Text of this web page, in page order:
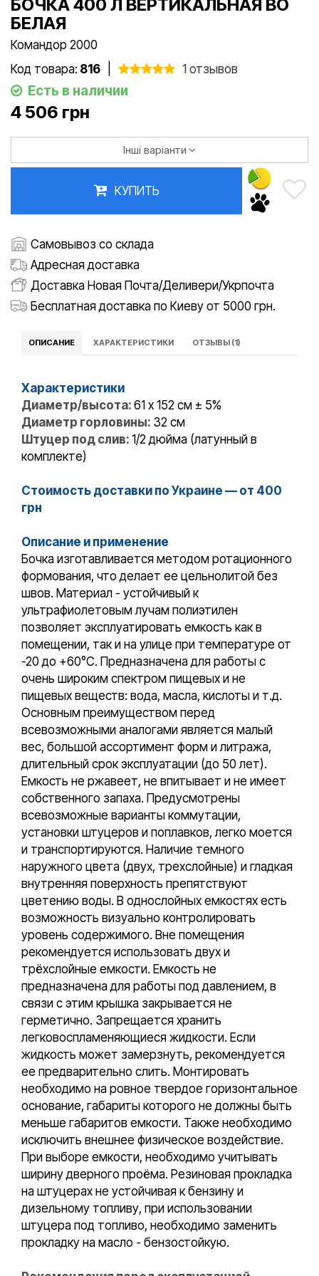
БОЧКА 400 Л ВЕРТИКАЛЬНАЯ ВО
БЕЛАЯ
Командор 2000
Код товара: 816 1 отзывов
Есть в наличии
4 506 грн
Інші варіанти
КУПИТЬ
Самовывоз со склада
Адресная доставка
Доставка Новая Почта/Деливери/Укрпочта
Бесплатная доставка по Киеву от 5000 грн.
ОПИСАНИЕ ХАРАКТЕРИСТИКИ ОТЗЫВЫ (1)
Характеристики
Диаметр/высота: 61 x 152 см ± 5%
Диаметр горловины: 32 см
Штуцер под слив: 1/2 дюйма (латунный в
комплекте)
Стоимость доставки по Украине — от 400
грн
Описание и применение
Бочка изготавливается методом ротационного
формования, что делает ее цельнолитой без
швов. Материал - устойчивый к
ультрафиолетовым лучам полиэтилен
позволяет эксплуатировать емкость как в
помещении, так и на улице при температуре от
-20 до +60°С. Предназначена для работы с
очень широким спектром пищевых и не
пищевых веществ: вода, масла, кислоты и т.д.
Основным преимуществом перед
всевозможными аналогами является малый
вес, большой ассортимент форм и литража,
длительный срок эксплуатации (до 50 лет).
Емкость не ржавеет, не впитывает и не имеет
собственного запаха. Предусмотрены
всевозможные варианты коммутации,
установки штуцеров и поплавков, легко моется
и транспортируются. Наличие темного
наружного цвета (двух, трехслойные) и гладкая
внутренняя поверхность препятствуют
цветению воды. В однослойных емкостях есть
возможность визуально контролировать
уровень содержимого. Вне помещения
рекомендуется использовать двух и
трёхслойные емкости. Емкость не
предназначена для работы под давлением, в
связи с этим крышка закрывается не
герметично. Запрещается хранить
легковоспламеняющиеся жидкости. Если
жидкость может замерзнуть, рекомендуется
ее предварительно слить. Монтировать
необходимо на ровное твердое горизонтальное
основание, габариты которого не должны быть
меньше габаритов емкости. Также необходимо
исключить внешнее физическое воздействие.
При выборе емкости, необходимо учитывать
ширину дверного проёма. Резиновая прокладка
на штуцерах не устойчивая к бензину и
дизельному топливу, при использовании
штуцера под топливо, необходимо заменить
прокладку на масло - бензостойкую.